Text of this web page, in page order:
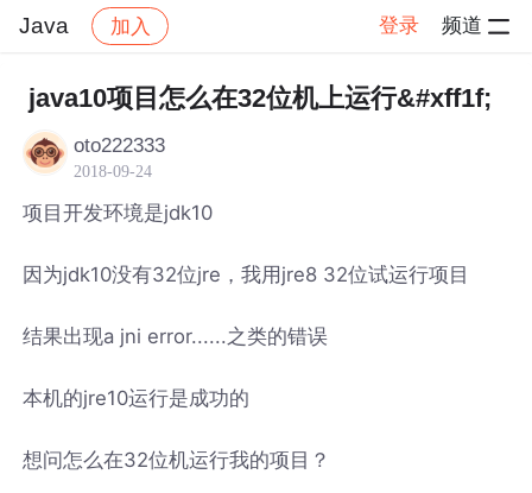
Java 加入 登录 频道
社区 Java 帖子详情
java10项目怎么在32位机上运行&#xff1f;
oto222333
2018-09-24
项目开发环境是jdk10
因为jdk10没有32位jre，我用jre8 32位试运行项目
结果出现a jni error......之类的错误
本机的jre10运行是成功的
想问怎么在32位机运行我的项目？